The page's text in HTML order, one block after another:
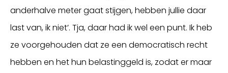
anderhalve meter gaat stijgen, hebben jullie daar
last van, ik niet’. Tja, daar had ik wel een punt. Ik heb
ze voorgehouden dat ze een democratisch recht
hebben en het hun belastinggeld is, zodat er maar